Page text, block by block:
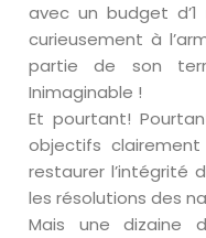
avec un budget
curieusement à
partie de son
Inimaginable !
Et pourtant!
objectifs
restaurer l’intégrité
les résolutions des
Mais une dizaine